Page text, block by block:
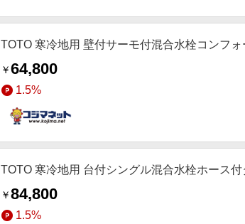
TOTO 寒冷地用 壁付サーモ付混合水栓コンフ
￥64,800
1.5%
TOTO 寒冷地用 台付シングル混合水栓ホース
￥84,800
1.5%